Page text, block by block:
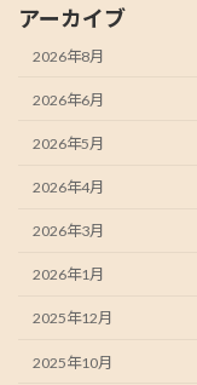
アーカイブ
2026年8月
2026年6月
2026年5月
2026年4月
2026年3月
2026年1月
2025年12月
2025年10月